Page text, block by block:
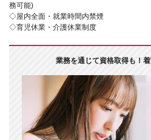
務可能)
◇屋内全面・就業時間内禁煙
◇育児休業・介護休業制度
業務を通じて資格取得も！